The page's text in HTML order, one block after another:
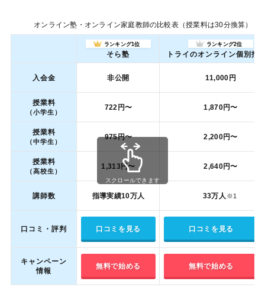
オンライン塾・オンライン家庭教師の比較表（授業料は30分換算）
ランキング1位
そら塾
ランキング2位
トライのオンライン個別指
入会金 非公開 11,000円
授業料
（小学生）
722円〜 1,870円〜
授業料
（中学生）
975円〜 2,200円〜
授業料
（高校生）
1,313円〜 2,640円〜
講師数 指導実績10万人 33万人 ※1
口コミ・評判 口コミを見る 口コミを見る
キャンペーン
情報
無料で始める 無料で始める
スクロールできます